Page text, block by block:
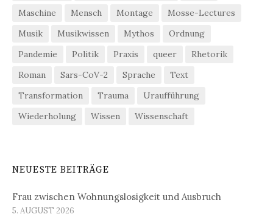
Maschine
Mensch Montage
Mosse-Lectures
Musik
Musikwissen Mythos
Ordnung
Pandemie
Politik Praxis queer
Rhetorik
Roman
Sars-CoV-2 Sprache
Text
Transformation
Trauma
Uraufführung
Wiederholung
Wissen Wissenschaft
NEUESTE BEITRÄGE
Frau zwischen Wohnungslosigkeit und Ausbruch
5. AUGUST 2026